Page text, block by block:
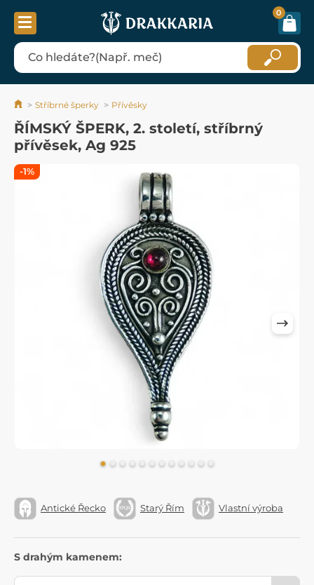
0
Stříbrné šperky Přívěsky
ŘÍMSKÝ ŠPERK, 2. století, stříbrný
přívěsek, Ag 925
Antické Řecko Starý Řím Vlastní výroba
S drahým kamenem:
-1%